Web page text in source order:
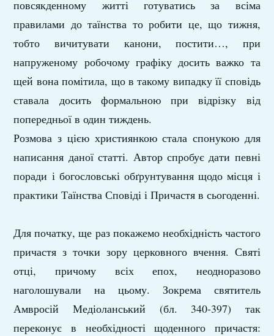
повсякденному житті готуватись за всіма
правилами до таїнства то робити це, що тижня,
тобто вичитувати канони, постити…, при
напруженому робочому графіку досить важко та
щей вона помітила, що в такому випадку її сповідь
ставала досить формальною при відрізку від
попередньої в один тиждень.
Розмова з цією християнкою стала спонукою для
написання даної статті. Автор спробує дати певні
поради і богословські обґрунтування щодо місця і
практики Таїнства Сповіді і Причастя в сьогоденні.
Для початку, ще раз покажемо необхідність частого
причастя з точки зору церковного вчення. Святі
отці, причому всіх епох, неодноразово
наголошували на цьому. Зокрема святитель
Амвросій Медіоланський (бл. 340-397) так
переконує в необхідності щоденного причастя: